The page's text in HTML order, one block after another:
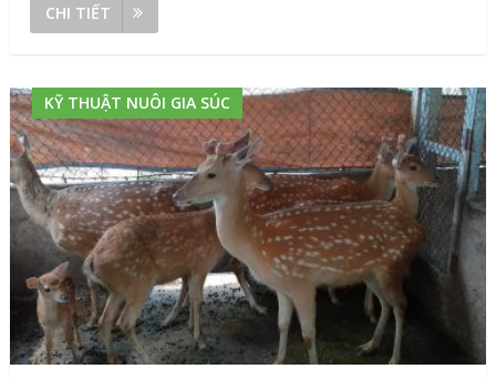
CHI TIẾT
KỸ THUẬT NUÔI GIA SÚC